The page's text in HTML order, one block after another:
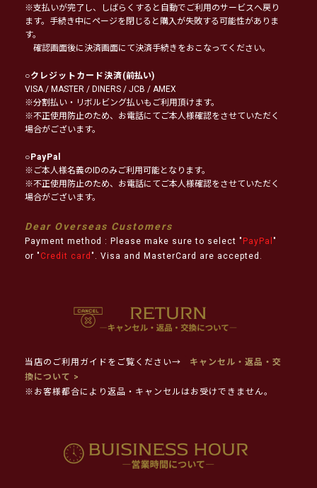
※支払いが完了し、しばらくすると自動でご利用のサービスへ戻り
ます。手続き中にページを閉じると購入が失敗する可能性がありま
す。
確認画面後に決済画面にて決済手続きをおこなってください。
○クレジットカード決済(前払い)
VISA / MASTER / DINERS / JCB / AMEX
※分割払い・リボルビング払いもご利用頂けます。
※不正使用防止のため、お電話にてご本人様確認をさせていただく
場合がございます。
○PayPal
※ご本人様名義のIDのみご利用可能となります。
※不正使用防止のため、お電話にてご本人様確認をさせていただく
場合がございます。
Dear Overseas Customers
Payment method : Please make sure to select " PayPal "
or " Credit card ". Visa and MasterCard are accepted.
当店のご利用ガイドをご覧ください→
キャンセル・返品・交
換について >
※お客様都合により返品・キャンセルはお受けできません。